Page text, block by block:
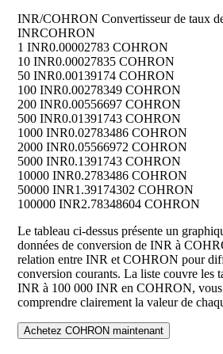
INR/COHRON Convertisseur de taux
INRCOHRON
1 INR0.00002783 COHRON
10 INR0.00027835 COHRON
50 INR0.00139174 COHRON
100 INR0.00278349 COHRON
200 INR0.00556697 COHRON
500 INR0.01391743 COHRON
1000 INR0.02783486 COHRON
2000 INR0.05566972 COHRON
5000 INR0.1391743 COHRON
10000 INR0.2783486 COHRON
50000 INR1.39174302 COHRON
100000 INR2.78348604 COHRON
Le tableau ci-dessus présente un
données de conversion de INR à
relation entre INR et COHRON pour
conversion courants. La liste couvre les
INR à 100 000 INR en COHRON, vous
comprendre clairement la valeur de
Achetez COHRON maintenant